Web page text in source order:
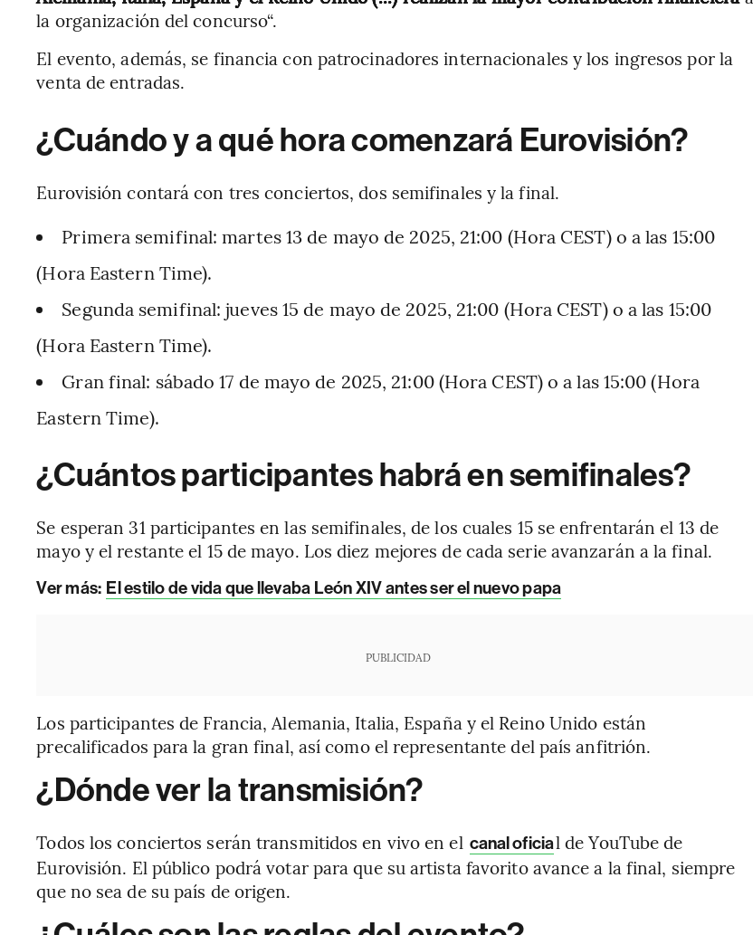
la organización del concurso“.
El evento, además, se financia con patrocinadores internacionales y los ingresos por la
venta de entradas.
¿Cuándo y a qué hora comenzará Eurovisión?
Eurovisión contará con tres conciertos, dos semifinales y la final.
Primera semifinal: martes 13 de mayo de 2025, 21:00 (Hora CEST) o a las 15:00
(Hora Eastern Time).
Segunda semifinal: jueves 15 de mayo de 2025, 21:00 (Hora CEST) o a las 15:00
(Hora Eastern Time).
Gran final: sábado 17 de mayo de 2025, 21:00 (Hora CEST) o a las 15:00 (Hora
Eastern Time).
¿Cuántos participantes habrá en semifinales?
Se esperan 31 participantes en las semifinales, de los cuales 15 se enfrentarán el 13 de
mayo y el restante el 15 de mayo. Los diez mejores de cada serie avanzarán a la final.
Ver más: El estilo de vida que llevaba León XIV antes ser el nuevo papa
PUBLICIDAD
Los participantes de Francia, Alemania, Italia, España y el Reino Unido están
precalificados para la gran final, así como el representante del país anfitrión.
¿Dónde ver la transmisión?
Todos los conciertos serán transmitidos en vivo en el canal oficial de YouTube de
Eurovisión. El público podrá votar para que su artista favorito avance a la final, siempre
que no sea de su país de origen.